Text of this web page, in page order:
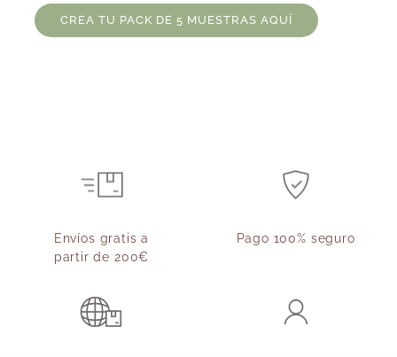
CREA TU PACK DE 5 MUESTRAS AQUÍ
Envíos gratis a
partir de 200€
Pago 100% seguro